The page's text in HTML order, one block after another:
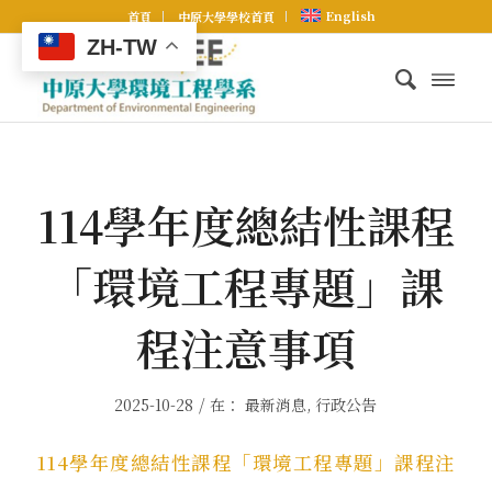
首頁 中原大學學校首頁 English
114學年度總結性課程
「環境工程專題」課
程注意事項
2025-10-28 / 在：最新消息, 行政公告
114學年度總結性課程「環境工程專題」課程注
ZH-TW